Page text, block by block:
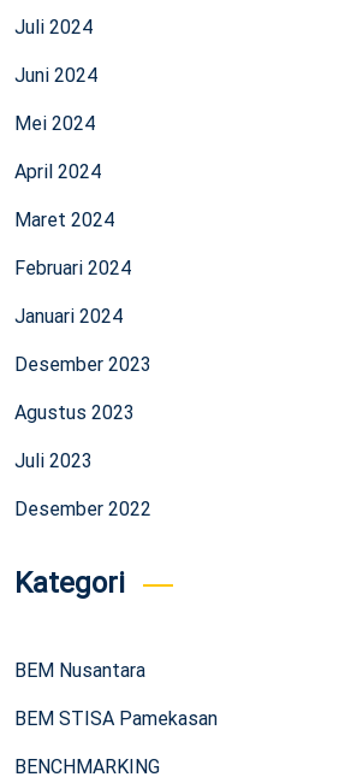
Juli 2024
Juni 2024
Mei 2024
April 2024
Maret 2024
Februari 2024
Januari 2024
Desember 2023
Agustus 2023
Juli 2023
Desember 2022
Kategori
BEM Nusantara
BEM STISA Pamekasan
BENCHMARKING